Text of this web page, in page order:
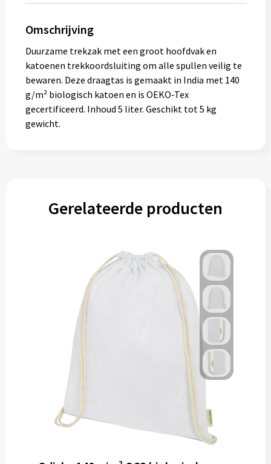
Omschrijving
Duurzame trekzak met een groot hoofdvak en
katoenen trekkoordsluiting om alle spullen veilig te
bewaren. Deze draagtas is gemaakt in India met 140
g/m² biologisch katoen en is OEKO-Tex
gecertificeerd. Inhoud 5 liter. Geschikt tot 5 kg
gewicht.
Gerelateerde producten